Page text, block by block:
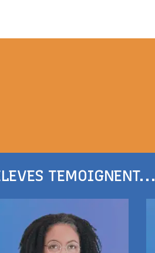
TEMOIGNENT...